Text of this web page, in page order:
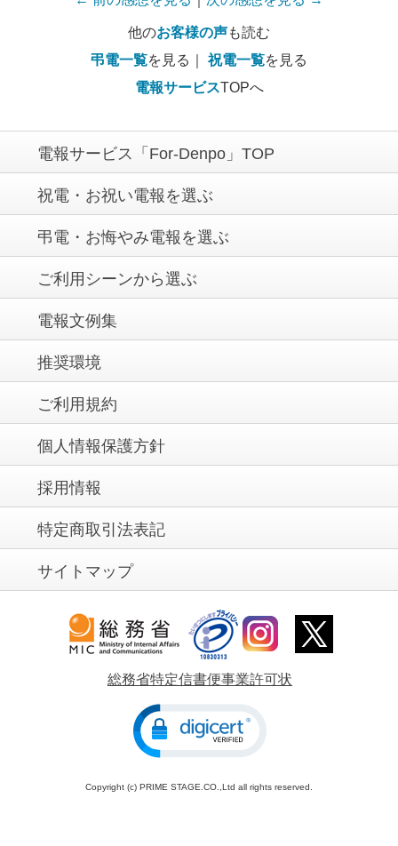
他のお客様の声も読む
弔電一覧を見る｜祝電一覧を見る
電報サービスTOPへ
電報サービス「For-Denpo」TOP
祝電・お祝い電報を選ぶ
弔電・お悔やみ電報を選ぶ
ご利用シーンから選ぶ
電報文例集
推奨環境
ご利用規約
個人情報保護方針
採用情報
特定商取引法表記
サイトマップ
総務省特定信書便事業許可状
Copyright (c) PRIME STAGE.CO.,Ltd all rights reserved.